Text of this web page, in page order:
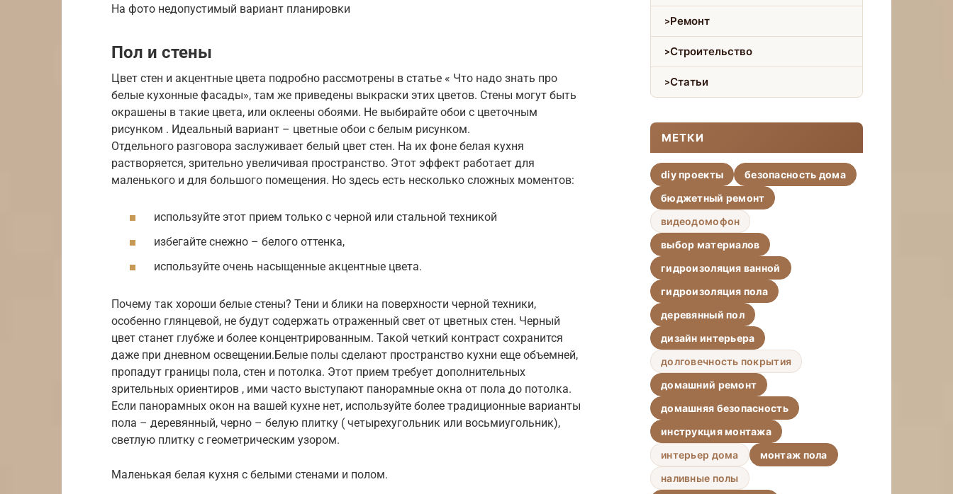
На фото недопустимый вариант планировки
Пол и стены
Цвет стен и акцентные цвета подробно рассмотрены в статье « Что надо знать про
белые кухонные фасады», там же приведены выкраски этих цветов. Стены могут быть
окрашены в такие цвета, или оклеены обоями. Не выбирайте обои с цветочным
рисунком . Идеальный вариант – цветные обои с белым рисунком.
Отдельного разговора заслуживает белый цвет стен. На их фоне белая кухня
растворяется, зрительно увеличивая пространство. Этот эффект работает для
маленького и для большого помещения. Но здесь есть несколько сложных моментов:
используйте этот прием только с черной или стальной техникой
избегайте снежно – белого оттенка,
используйте очень насыщенные акцентные цвета.
Почему так хороши белые стены? Тени и блики на поверхности черной техники,
особенно глянцевой, не будут содержать отраженный свет от цветных стен. Черный
цвет станет глубже и более концентрированным. Такой четкий контраст сохранится
даже при дневном освещении.Белые полы сделают пространство кухни еще объемней,
пропадут границы пола, стен и потолка. Этот прием требует дополнительных
зрительных ориентиров , ими часто выступают панорамные окна от пола до потолка.
Если панорамных окон на вашей кухне нет, используйте более традиционные варианты
пола – деревянный, черно – белую плитку ( четырехугольник или восьмиугольник),
светлую плитку с геометрическим узором.
Маленькая белая кухня с белыми стенами и полом.
Ремонт
Строительство
Статьи
МЕТКИ
diy проекты
безопасность дома
бюджетный ремонт
видеодомофон
выбор материалов
гидроизоляция ванной
гидроизоляция пола
деревянный пол
дизайн интерьера
долговечность покрытия
домашний ремонт
домашняя безопасность
инструкция монтажа
интерьер дома
монтаж пола
наливные полы